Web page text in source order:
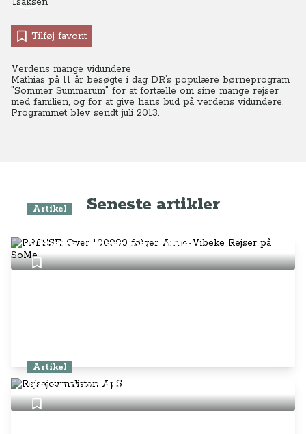
Tilføj favorit
Verdens mange vidundere
Mathias på 11 år besøgte i dag DR’s populære børneprogram
"Sommer Summarum" for at fortælle om sine mange rejser
med familien, og for at give hans bud på verdens vidundere.
Programmet blev sendt juli 2013.
Seneste artikler
Artikel
Vibeke Rejser på SoMe
Artikel
Rejsejournalisten ApS